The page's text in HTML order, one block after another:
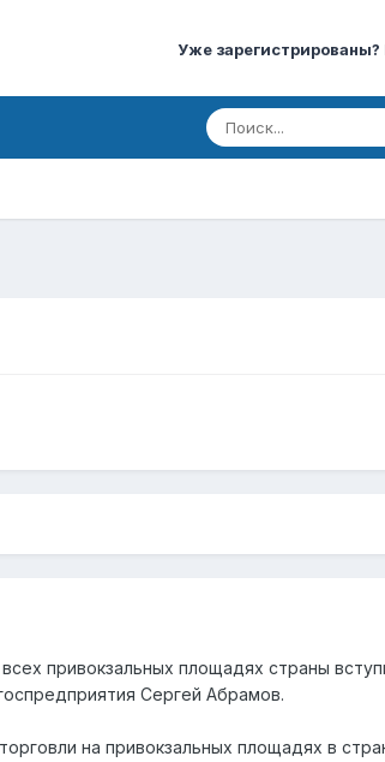
Уже зарегистрированы?
привокзальных площадях страны
Сергей Абрамов.
на привокзальных площадях в